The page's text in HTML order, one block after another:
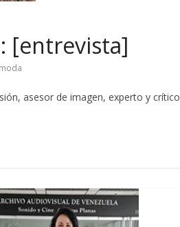
[entrevista]
asesor de imagen, experto y crítico